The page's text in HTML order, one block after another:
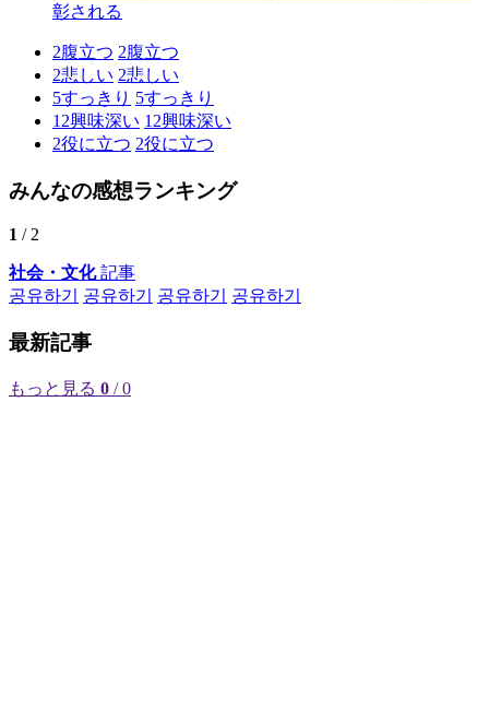
彰される
2腹立つ 2腹立つ
2悲しい 2悲しい
5すっきり 5すっきり
12興味深い 12興味深い
2役に立つ 2役に立つ
みんなの感想ランキング
1 / 2
社会・文化記事
공유하기
공유하기 공유하기 공유하기
最新記事
もっと見る 0 / 0